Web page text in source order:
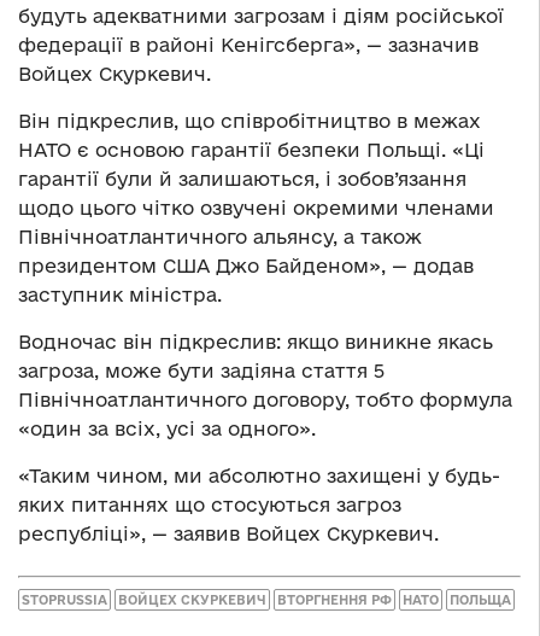
будуть адекватними загрозам і діям російської
федерації в районі Кенігсберга», — зазначив
Войцех Скуркевич.
Він підкреслив, що співробітництво в межах
НАТО є основою гарантії безпеки Польщі. «Ці
гарантії були й залишаються, і зобов’язання
щодо цього чітко озвучені окремими членами
Північноатлантичного альянсу, а також
президентом США Джо Байденом», — додав
заступник міністра.
Водночас він підкреслив: якщо виникне якась
загроза, може бути задіяна стаття 5
Північноатлантичного договору, тобто формула
«один за всіх, усі за одного».
«Таким чином, ми абсолютно захищені у будь-
яких питаннях що стосуються загроз
республіці», — заявив Войцех Скуркевич.
STOPRUSSIA ВОЙЦЕХ СКУРКЕВИЧ ВТОРГНЕННЯ РФ НАТО ПОЛЬЩА